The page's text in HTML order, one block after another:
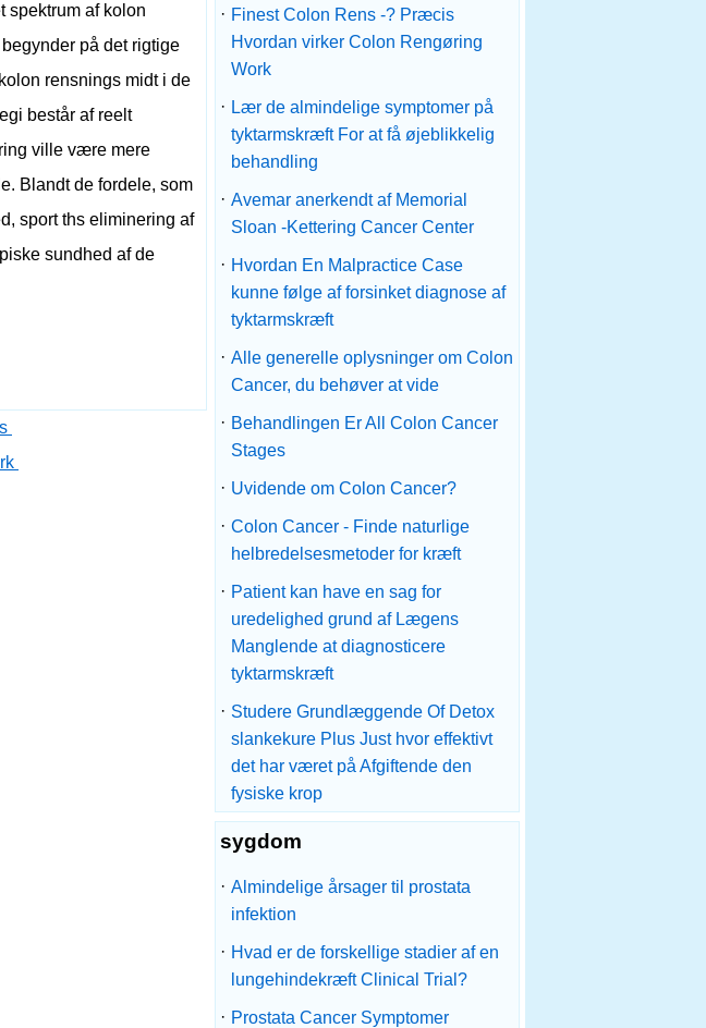
spektrum af kolon
på det rigtige
rensnings midt i de
består af reelt
ville være mere
Blandt de fordele, som
sport ths eliminering af
sundhed af de
· Finest Colon Rens -? Præcis
Hvordan virker Colon Rengøring
Work
· Lær de almindelige symptomer på
tyktarmskræft For at få øjeblikkelig
behandling
· Avemar anerkendt af Memorial
Sloan -Kettering Cancer Center
· Hvordan En Malpractice Case
kunne følge af forsinket diagnose af
tyktarmskræft
· Alle generelle oplysninger om Colon
Cancer, du behøver at vide
· Behandlingen Er All Colon Cancer
Stages
· Uvidende om Colon Cancer?
· Colon Cancer - Finde naturlige
helbredelsesmetoder for kræft
· Patient kan have en sag for
uredelighed grund af Lægens
Manglende at diagnosticere
tyktarmskræft
· Studere Grundlæggende Of Detox
slankekure Plus Just hvor effektivt
det har været på Afgiftende den
fysiske krop
sygdom
· Almindelige årsager til prostata
infektion
· Hvad er de forskellige stadier af en
lungehindekræft Clinical Trial?
· Prostata Cancer Symptomer